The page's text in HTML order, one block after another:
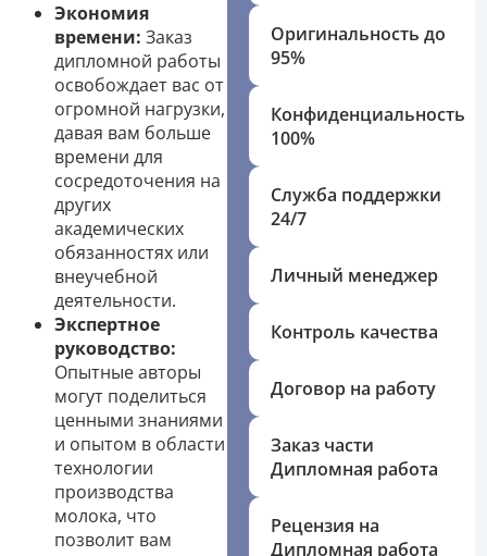
Экономия
времени: Заказ
дипломной работы
освобождает вас от
огромной нагрузки,
давая вам больше
времени для
сосредоточения на
других
академических
обязанностях или
внеучебной
деятельности.
Экспертное
руководство:
Опытные авторы
могут поделиться
ценными знаниями
и опытом в области
технологии
производства
молока, что
позволит вам
Оригинальность до
95%
Конфиденциальность
100%
Служба поддержки
24/7
Личный менеджер
Контроль качества
Договор на работу
Заказ части
Дипломная работа
Рецензия на
Дипломная работа